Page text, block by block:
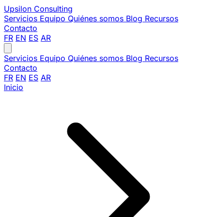
Upsilon Consulting
Servicios Equipo Quiénes somos Blog Recursos
Contacto
FR EN ES AR
Servicios Equipo Quiénes somos Blog Recursos
Contacto
FR EN ES AR
Inicio